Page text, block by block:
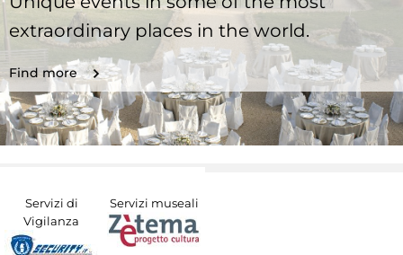
extraordinary places in the world.
Find more
Servizi di
Vigilanza
Servizi museali